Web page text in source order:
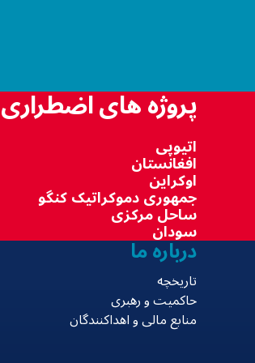
پروژه های اضطراری
اتیوپی
افغانستان
اوکراین
جمهوری دموکراتیک کنگو
ساحل مرکزی
سودان
درباره ما
تاریخچه
حاکمیت و رهبری
منابع مالی و اهداکنندگان